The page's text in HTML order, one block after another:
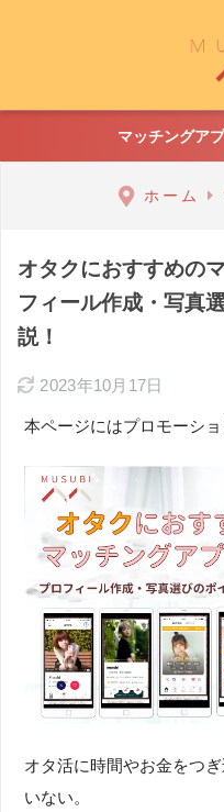
マッチングア
ホーム
オタクにおすすめの
フィール作成・写真
説！
2023年10月17日
本ページにはプロモーショ
オタ活に時間やお金をつ
いない。